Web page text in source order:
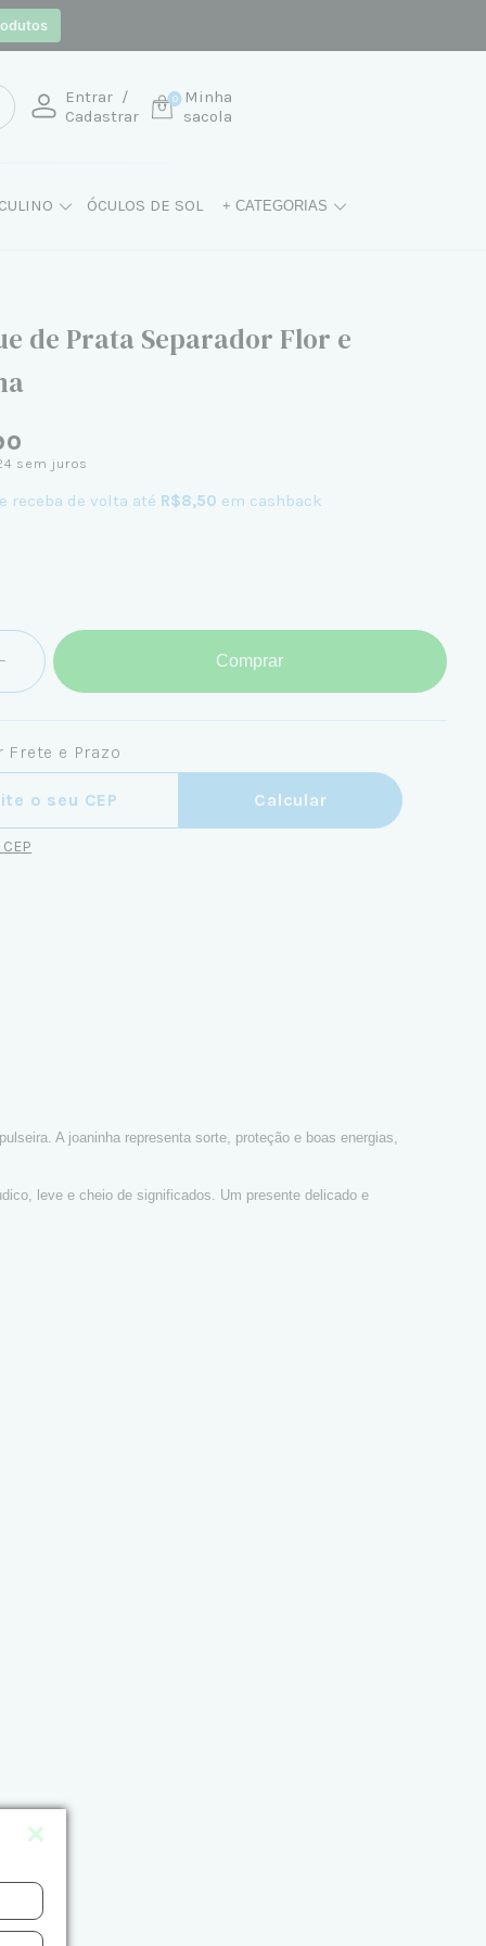
Entrar /
Cadastrar
Minha
sacola
0
ÓCULOS DE SOL + CATEGORIAS
de Prata Separador Flor e
sem juros
receba de volta até R$8,50 em cashback
Comprar
e Prazo
o CEP:
Calcular
A joaninha representa sorte, proteção e boas energias,
leve e cheio de significados. Um presente delicado e